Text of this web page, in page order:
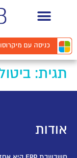
כניסה עם
תגית:
אודות